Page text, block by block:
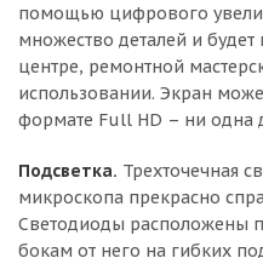
помощью цифрового
множество деталей и
центре, ремонтной
использовании. Экран
формате Full HD – ни одна
Подсветка. Трехточечная
микроскопа прекрасно
Светодиоды расположены
бокам от него на гибких